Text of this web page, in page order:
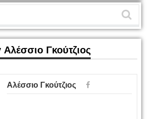
Γκούτζιος
Αλέσσιο Γκούτζιος